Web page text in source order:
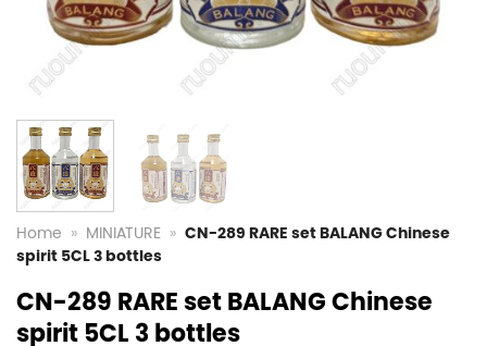
Home » MINIATURE » CN-289 RARE set BALANG Chinese
spirit 5CL 3 bottles
CN-289 RARE set BALANG Chinese
spirit 5CL 3 bottles